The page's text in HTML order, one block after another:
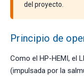
del proyecto.
Principio de
Como el HP-HEMI, el
(impulsada por la